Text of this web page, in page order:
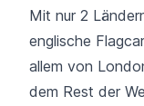
Mit nur 2
englische
allem von
dem Rest der